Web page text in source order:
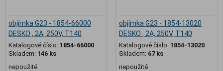
objímka G23 - 1854-66000
DESKO , 2A, 250V, T140
Katalogové číslo: 1854-66000
Skladem: 146 ks
nepoužité
objímka G23 - 1854-13020
DESKO , 2A, 250V, T140
Katalogové číslo: 1854-13020
Skladem: 67 ks
nepoužité